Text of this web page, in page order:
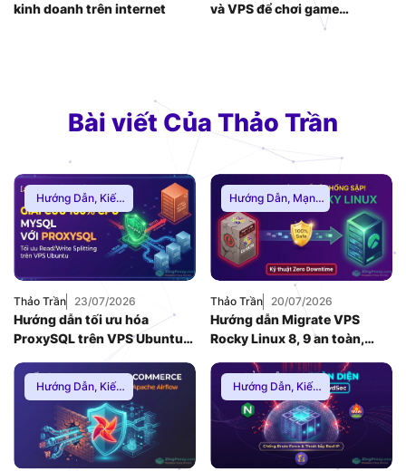
kinh doanh trên internet
và VPS để chơi game
Bài viết Của Thảo Trần
Hướng Dẫn, Kiến
Thức Proxy
Thảo Trần 23/07/2026
Hướng dẫn tối ưu hóa
ProxySQL trên VPS Ubuntu
Database MySQL (2026)
Hướng Dẫn, Mạng
Internnet
Thảo Trần 20/07/2026
Hướng dẫn Migrate VPS
Rocky Linux 8, 9 an toàn,
Hướng Dẫn, Kiến
Thức Proxy,Proxy
Dân Cư
Hướng Dẫn, Kiến
Thức Proxy,Mạng
Internnet